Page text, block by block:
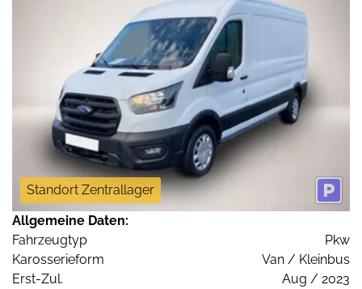
Standort Zentrallager
Allgemeine Daten:
Fahrzeugtyp
Pkw
Karosserieform
Van / Kleinbus
Erst-Zul.
Aug / 2023